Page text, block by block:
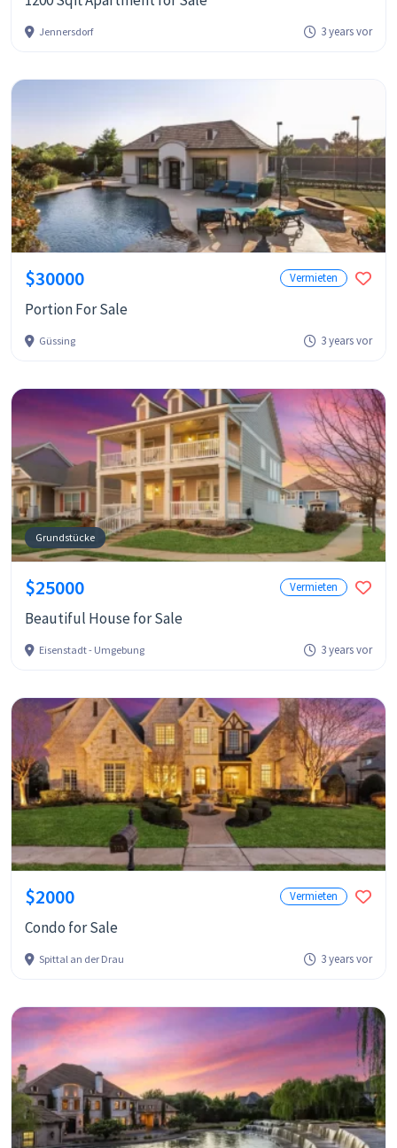
Jennersdorf 3 years vor
$30000 Vermieten
Portion For Sale
Güssing 3 years vor
Grundstücke
$25000 Vermieten
Beautiful House for Sale
Eisenstadt - Umgebung 3 years vor
$2000 Vermieten
Condo for Sale
Spittal an der Drau 3 years vor